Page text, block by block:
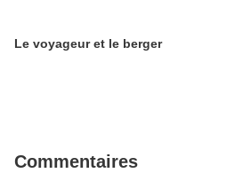
Le voyageur et le berger
Commentaires